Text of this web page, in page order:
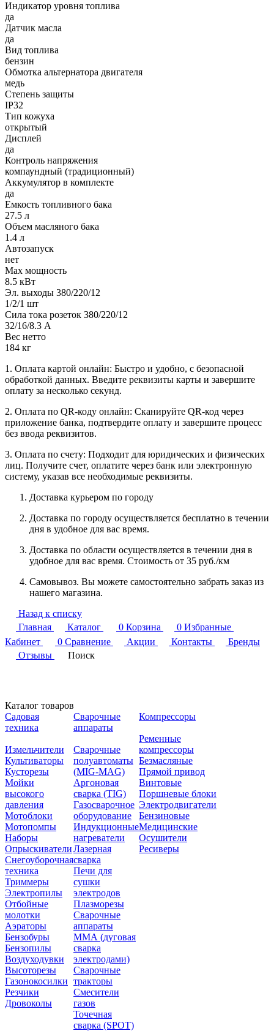
Индикатор уровня топлива
да
Датчик масла
да
Вид топлива
бензин
Обмотка альтернатора двигателя
медь
Степень защиты
IP32
Тип кожуха
открытый
Дисплей
да
Контроль напряжения
компаундный (традиционный)
Аккумулятор в комплекте
да
Емкость топливного бака
27.5 л
Объем масляного бака
1.4 л
Автозапуск
нет
Max мощность
8.5 кВт
Эл. выходы 380/220/12
1/2/1 шт
Сила тока розеток 380/220/12
32/16/8.3 А
Вес нетто
184 кг
1. Оплата картой онлайн: Быстро и удобно, с безопасной
обработкой данных. Введите реквизиты карты и завершите
оплату за несколько секунд.
2. Оплата по QR-коду онлайн: Сканируйте QR-код через
приложение банка, подтвердите оплату и завершите процесс
без ввода реквизитов.
3. Оплата по счету: Подходит для юридических и физических
лиц. Получите счет, оплатите через банк или электронную
систему, указав все необходимые реквизиты.
Доставка курьером по городу
Доставка по городу осуществляется бесплатно в течении
дня в удобное для вас время.
Доставка по области осуществляется в течении дня в
удобное для вас время. Стоимость от 35 руб./км
Самовывоз. Вы можете самостоятельно забрать заказ из
нашего магазина.
Назад к списку
Главная
Каталог 0 Корзина 0 Избранные
Кабинет
0 Сравнение Акции Контакты
Бренды
Отзывы
Поиск
Каталог товаров
Садовая
техника
Измельчители
Культиваторы
Кусторезы
Мойки
высокого
давления
Мотоблоки
Мотопомпы
Наборы
Опрыскиватели
Снегоуборочная
техника
Триммеры
Электропилы
Отбойные
молотки
Аэраторы
Бензобуры
Бензопилы
Воздуходувки
Высоторезы
Газонокосилки
Резчики
Дровоколы
Сварочные
аппараты
Сварочные
полуавтоматы
(MIG-MAG)
Аргоновая
сварка (TIG)
Газосварочное
оборудование
Индукционные
нагреватели
Лазерная
сварка
Печи для
сушки
электродов
Плазморезы
Сварочные
аппараты
ММА (дуговая
сварка
электродами)
Сварочные
тракторы
Смесители
газов
Точечная
сварка (SPOT)
Компрессоры
Ременные
компрессоры
Безмасляные
Прямой привод
Винтовые
Поршневые блоки
Электродвигатели
Бензиновые
Медицинские
Осушители
Ресиверы